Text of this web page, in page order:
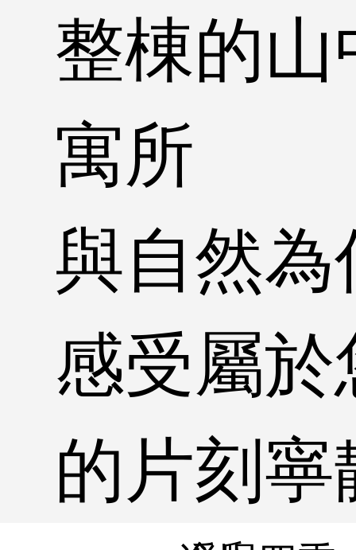
整棟的山
寓所
與自然為
感受屬於
的片刻